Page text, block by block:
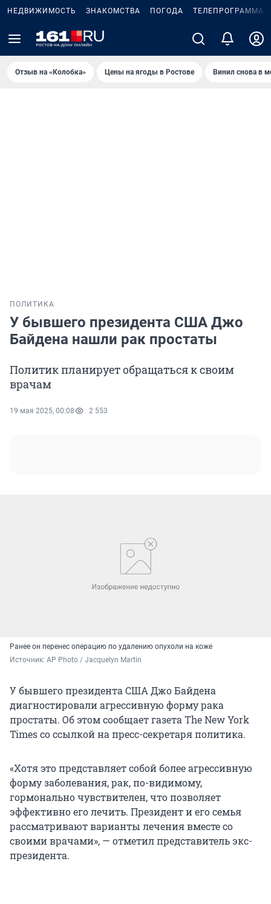
НЕДВИЖИМОСТЬ ЗНАКОМСТВА ПОГОДА ТЕЛЕПРОГРАММА
Отзыв на «Колобка» Цены на ягоды в Ростове Винил снова в
ПОЛИТИКА
У бывшего президента США Джо
Байдена нашли рак простаты
Политик планирует обращаться к своим
врачам
19 мая 2025, 00:08 2 553
Ранее он перенес операцию по удалению опухоли на коже
Источник: AP Photo / Jacquelyn Martin
У бывшего президента США Джо Байдена
диагностировали агрессивную форму рака
простаты. Об этом сообщает газета The New York
Times со ссылкой на пресс-секретаря политика.
«Хотя это представляет собой более агрессивную
форму заболевания, рак, по-видимому,
гормонально чувствителен, что позволяет
эффективно его лечить. Президент и его семья
рассматривают варианты лечения вместе со
своими врачами», — отметил представитель экс-
президента.